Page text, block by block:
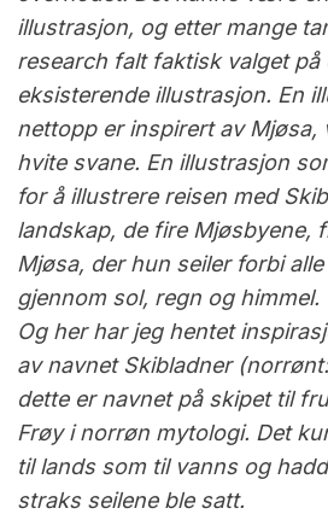
illustrasjon, og etter mange
research falt faktisk valget på
eksisterende illustrasjon. En
nettopp er inspirert av
hvite svane. En illustrasjon
for å illustrere reisen med
landskap, de fire Mjøsbyene,
Mjøsa, der hun seiler forbi
gjennom sol, regn og himmel.
Og her har jeg hentet
av navnet Skibladner
dette er navnet på skipet til
Frøy i norrøn mytologi. Det
til lands som til vanns og
straks seilene ble satt.